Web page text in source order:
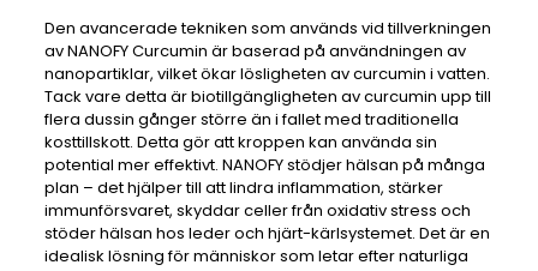
Den avancerade tekniken som används vid tillverkningen
av NANOFY Curcumin är baserad på användningen av
nanopartiklar, vilket ökar lösligheten av curcumin i vatten.
Tack vare detta är biotillgängligheten av curcumin upp till
flera dussin gånger större än i fallet med traditionella
kosttillskott. Detta gör att kroppen kan använda sin
potential mer effektivt. NANOFY stödjer hälsan på många
plan – det hjälper till att lindra inflammation, stärker
immunförsvaret, skyddar celler från oxidativ stress och
stöder hälsan hos leder och hjärt-kärlsystemet. Det är en
idealisk lösning för människor som letar efter naturliga